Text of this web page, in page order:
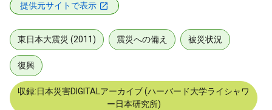
提供元サイトで表示
東日本大震災 (2011) 震災への備え 被災状況
復興
収録:日本災害DIGITALアーカイブ (ハーバード大学ライシャワ
ー日本研究所)